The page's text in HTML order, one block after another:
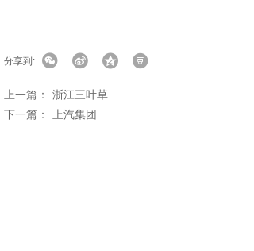
分享到:
上一篇：
浙江三叶草
下一篇：
上汽集团